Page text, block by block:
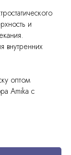
и
внутренних
оптом
Amika с